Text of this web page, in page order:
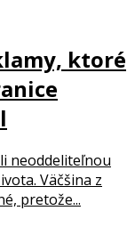
ktoré
neoddeliteľnou
Väčšina z
pretože...